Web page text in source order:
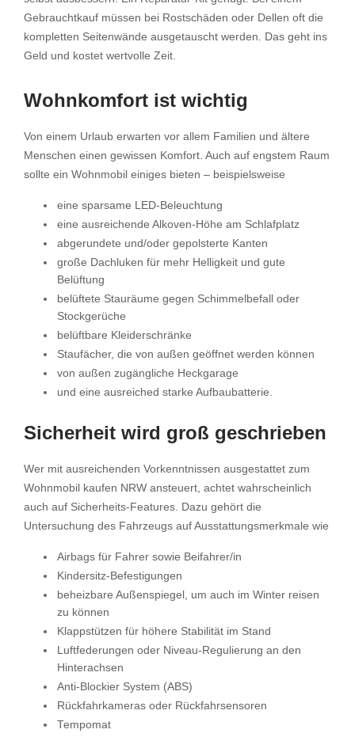
Gebrauchtkauf müssen bei Rostschäden oder Dellen oft die
kompletten Seitenwände ausgetauscht werden. Das geht ins
Geld und kostet wertvolle Zeit.
Wohnkomfort ist wichtig
Von einem Urlaub erwarten vor allem Familien und ältere
Menschen einen gewissen Komfort. Auch auf engstem Raum
sollte ein Wohnmobil einiges bieten – beispielsweise
eine sparsame LED-Beleuchtung
eine ausreichende Alkoven-Höhe am Schlafplatz
abgerundete und/oder gepolsterte Kanten
große Dachluken für mehr Helligkeit und gute
Belüftung
belüftete Stauräume gegen Schimmelbefall oder
Stockgerüche
belüftbare Kleiderschränke
Staufächer, die von außen geöffnet werden können
von außen zugängliche Heckgarage
und eine ausreiched starke Aufbaubatterie.
Sicherheit wird groß geschrieben
Wer mit ausreichenden Vorkenntnissen ausgestattet zum
Wohnmobil kaufen NRW ansteuert, achtet wahrscheinlich
auch auf Sicherheits-Features. Dazu gehört die
Untersuchung des Fahrzeugs auf Ausstattungsmerkmale wie
Airbags für Fahrer sowie Beifahrer/in
Kindersitz-Befestigungen
beheizbare Außenspiegel, um auch im Winter reisen
zu können
Klappstützen für höhere Stabilität im Stand
Luftfederungen oder Niveau-Regulierung an den
Hinterachsen
Anti-Blockier System (ABS)
Rückfahrkameras oder Rückfahrsensoren
Tempomat